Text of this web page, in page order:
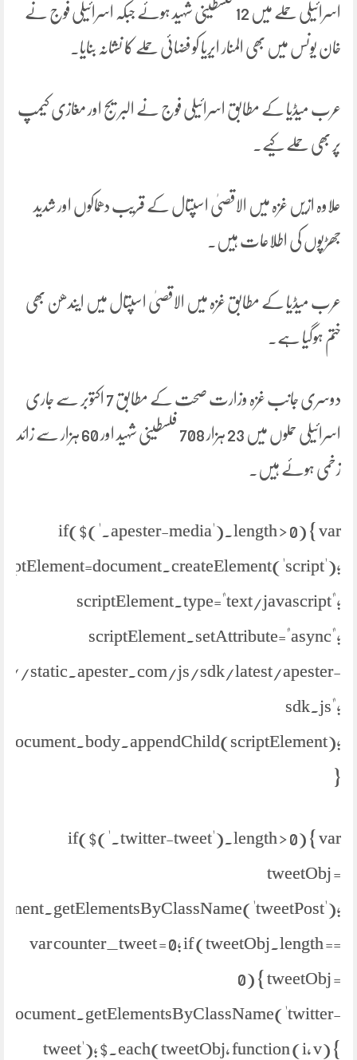
اسرائیلی حملے میں 12 فلسطینی شہید ہوئے جبکہ اسرائیلی فوج نے
خان یونس میں بھی المنار ایریا کو فضائی حملے کا نشانہ بنایا۔
عرب میڈیا کے مطابق اسرائیلی فوج نے البریج اور مغازی کیمپ
پر بھی حملے کیے۔
علاوہ ازیں غزہ میں الاقصیٰ اسپتال کے قریب دھماکوں اور شدید
جھڑپوں کی اطلاعات ہیں۔
عرب میڈیا کے مطابق غزہ میں الاقصیٰ اسپتال میں ایندھن بھی
ختم ہوگیا ہے۔
دوسری جانب غزہ وزارت صحت کے مطابق 7 اکتوبر سے جاری
اسرائیلی حملوں میں 23 ہزار 708 فلسطینی شہید اور 60 ہزار سے زائد
زخمی ہوئے ہیں۔
if($('.apester-media').length > 0) { var
scriptElement.type="text/javascript";
scriptElement.setAttribute="async";
static.apester.com/js/sdk/latest/apester-
sdk.js";
document.body.appendChild(scriptElement);
}
if($('.twitter-tweet').length > 0) { var
tweetObj =
var counter_tweet = 0; if (tweetObj.length ==
0) { tweetObj =
document.getElementsByClassName('twitter-
tweet'); $.each(tweetObj, function (i, v) {